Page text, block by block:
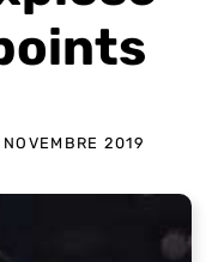
NOVEMBRE 2019